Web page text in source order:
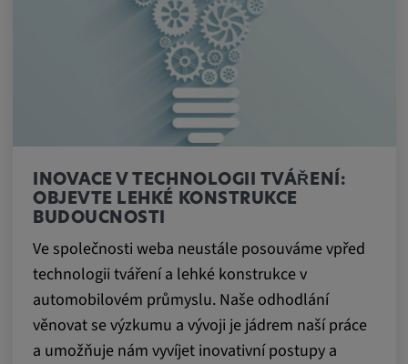
INOVACE V TECHNOLOGII TVÁŘENÍ:
OBJEVTE LEHKÉ KONSTRUKCE
BUDOUCNOSTI
Ve společnosti weba neustále posouváme vpřed
technologii tváření a lehké konstrukce v
automobilovém průmyslu. Naše odhodlání
věnovat se výzkumu a vývoji je jádrem naší práce
a umožňuje nám vyvíjet inovativní postupy a